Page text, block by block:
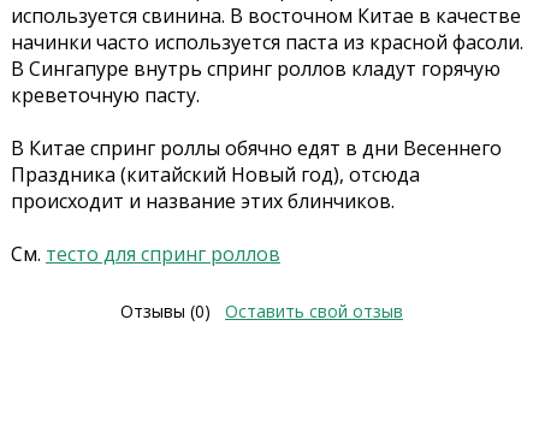
используется свинина. В восточном Китае в качестве
начинки часто используется паста из красной фасоли.
В Сингапуре внутрь спринг роллов кладут горячую
креветочную пасту.
В Китае спринг роллы обячно едят в дни Весеннего
Праздника (китайский Новый год), отсюда
происходит и название этих блинчиков.
См. тесто для спринг роллов
Отзывы (0) Оставить свой отзыв